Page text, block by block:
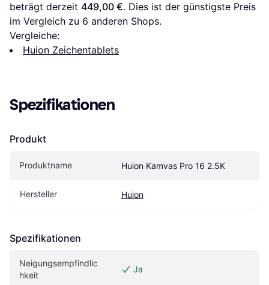
beträgt derzeit 449,00 €. Dies ist der günstigste Preis
im Vergleich zu 6 anderen Shops.
Vergleiche:
Huion Zeichentablets
Spezifikationen
Produkt
Produktname Huion Kamvas Pro 16 2.5K
Hersteller Huion
Spezifikationen
Neigungsempfindlic
hkeit
Ja